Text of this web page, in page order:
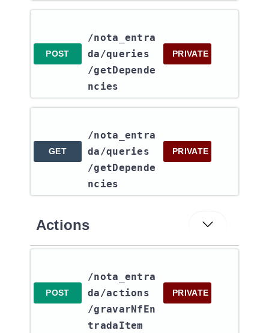
POST
/nota_entra
da​/queries​
/getDepende
ncies
PRIVATE
GET
/nota_entra
da​/queries​
/getDepende
ncies
PRIVATE
Actions
POST
/nota_entra
da​/actions​
/gravarNfEn
tradaItem
PRIVATE